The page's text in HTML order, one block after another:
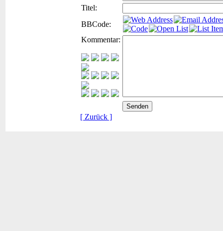
Titel:
BBCode:
Kommentar:
[ Zurück ]